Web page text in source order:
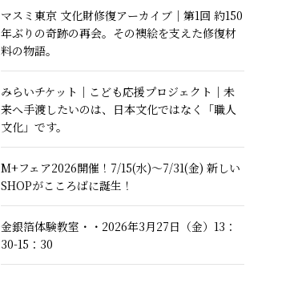
マスミ東京 文化財修復アーカイブ｜第1回 約150
年ぶりの奇跡の再会。その襖絵を支えた修復材
料の物語。
みらいチケット｜こども応援プロジェクト｜未
来へ手渡したいのは、日本文化ではなく「職人
文化」です。
M+フェア2026開催！7/15(水)～7/31(金) 新しい
SHOPがこころばに誕生！
金銀箔体験教室・・2026年3月27日（金）13：
30-15：30